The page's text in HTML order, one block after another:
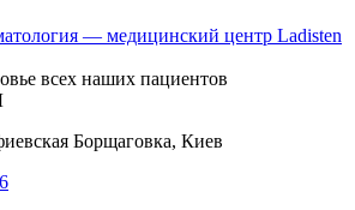
всех наших пациентов
Борщаговка, Киев